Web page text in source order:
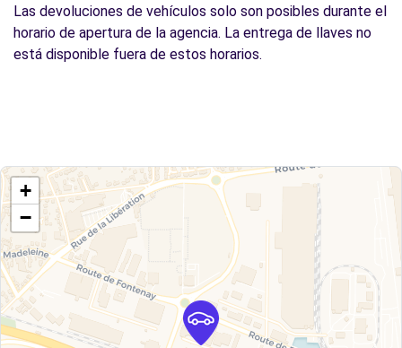
Las devoluciones de vehículos solo son posibles durante el
horario de apertura de la agencia. La entrega de llaves no
está disponible fuera de estos horarios.
+
−